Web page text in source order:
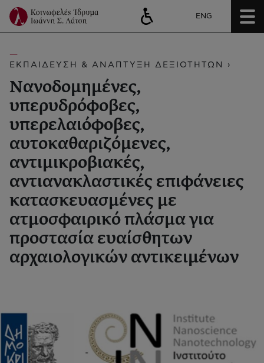
ENG
ΕΚΠΑΙΔΕΥΣΗ & ΑΝΑΠΤΥΞΗ ΔΕΞΙΟΤΗΤΩΝ ›
Νανοδομημένες,
υπερυδρόφοβες,
υπερελαιόφοβες,
αυτοκαθαριζόμενες,
αντιμικροβιακές,
αντιανακλαστικές επιφάνειες
κατασκευασμένες με
ατμοσφαιρικό πλάσμα για
προστασία ευαίσθητων
αρχαιολογικών αντικειμένων